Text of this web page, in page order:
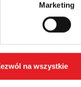
Marketing
na wszystkie